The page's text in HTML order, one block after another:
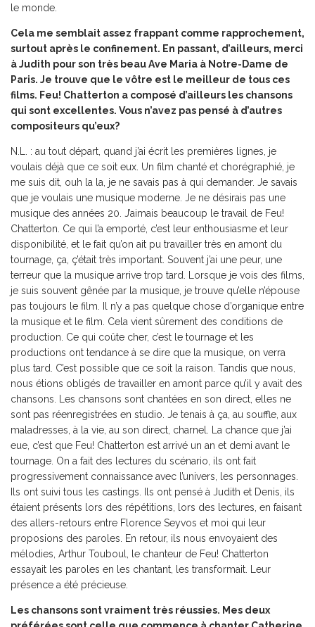
le monde.
Cela me semblait assez frappant comme rapprochement,
surtout après le confinement. En passant, d’ailleurs, merci
à Judith pour son très beau Ave Maria à Notre-Dame de
Paris. Je trouve que le vôtre est le meilleur de tous ces
films. Feu! Chatterton a composé d’ailleurs les chansons
qui sont excellentes. Vous n’avez pas pensé à d’autres
compositeurs qu’eux?
N.L. : au tout départ, quand j’ai écrit les premières lignes, je
voulais déjà que ce soit eux. Un film chanté et chorégraphié, je
me suis dit, ouh la la, je ne savais pas à qui demander. Je savais
que je voulais une musique moderne. Je ne désirais pas une
musique des années 20. J’aimais beaucoup le travail de Feu!
Chatterton. Ce qui l’a emporté, c’est leur enthousiasme et leur
disponibilité, et le fait qu’on ait pu travailler très en amont du
tournage, ça, ç’était très important. Souvent j’ai une peur, une
terreur que la musique arrive trop tard. Lorsque je vois des films,
je suis souvent gênée par la musique, je trouve qu’elle n’épouse
pas toujours le film. Il n’y a pas quelque chose d’organique entre
la musique et le film. Cela vient sûrement des conditions de
production. Ce qui coûte cher, c’est le tournage et les
productions ont tendance à se dire que la musique, on verra
plus tard. C’est possible que ce soit la raison. Tandis que nous,
nous étions obligés de travailler en amont parce qu’il y avait des
chansons. Les chansons sont chantées en son direct, elles ne
sont pas réenregistrées en studio. Je tenais à ça, au souffle, aux
maladresses, à la vie, au son direct, charnel. La chance que j’ai
eue, c’est que Feu! Chatterton est arrivé un an et demi avant le
tournage. On a fait des lectures du scénario, ils ont fait
progressivement connaissance avec l’univers, les personnages.
Ils ont suivi tous les castings. Ils ont pensé à Judith et Denis, ils
étaient présents lors des répétitions, lors des lectures, en faisant
des allers-retours entre Florence Seyvos et moi qui leur
proposions des paroles. En retour, ils nous envoyaient des
mélodies, Arthur Touboul, le chanteur de Feu! Chatterton
essayait les paroles en les chantant, les transformait. Leur
présence a été précieuse.
Les chansons sont vraiment très réussies. Mes deux